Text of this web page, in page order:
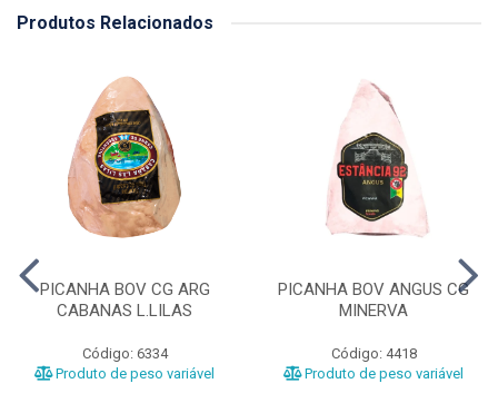
Produtos Relacionados
PICANHA BOV CG ARG
CABANAS L.LILAS
Código: 6334
Produto de peso variável
PICANHA BOV ANGUS CG
MINERVA
Código: 4418
Produto de peso variável